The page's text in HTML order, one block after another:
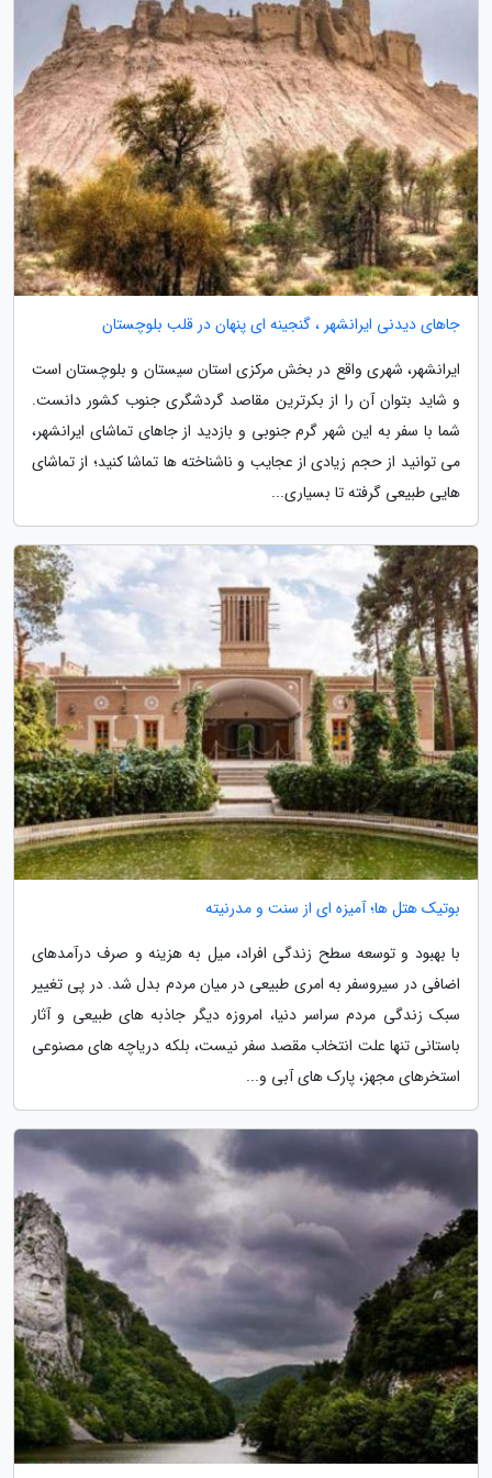
جاهای دیدنی ایرانشهر ، گنجینه ای پنهان در قلب بلوچستان
ایرانشهر، شهری واقع در بخش مرکزی استان سیستان و بلوچستان است
و شاید بتوان آن را از بکرترین مقاصد گردشگری جنوب کشور دانست.
شما با سفر به این شهر گرم جنوبی و بازدید از جاهای تماشای ایرانشهر،
می توانید از حجم زیادی از عجایب و ناشناخته ها تماشا کنید؛ از تماشای
هایی طبیعی گرفته تا بسیاری...
بوتیک هتل ها؛ آمیزه ای از سنت و مدرنیته
با بهبود و توسعه سطح زندگی افراد، میل به هزینه و صرف درآمدهای
اضافی در سیروسفر به امری طبیعی در میان مردم بدل شد. در پی تغییر
سبک زندگی مردم سراسر دنیا، امروزه دیگر جاذبه های طبیعی و آثار
باستانی تنها علت انتخاب مقصد سفر نیست، بلکه دریاچه های مصنوعی
استخرهای مجهز، پارک های آبی و...